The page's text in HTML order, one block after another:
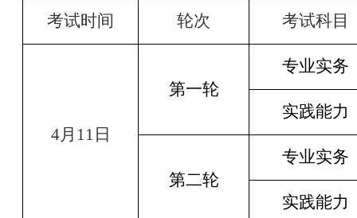
考试时间 轮次 考试科目
4月 11 日
第一轮
专业实务
实践能力
第二轮
专业实务
实践能力